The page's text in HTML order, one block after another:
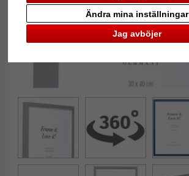
Jag avböjer
Ändra mina inställningar